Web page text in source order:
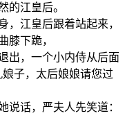
的江皇后。
，江皇后跟着站起来，
膝下跪，
出，一个小内侍从后面
子，太后娘娘请您过
说话，严夫人先笑道：